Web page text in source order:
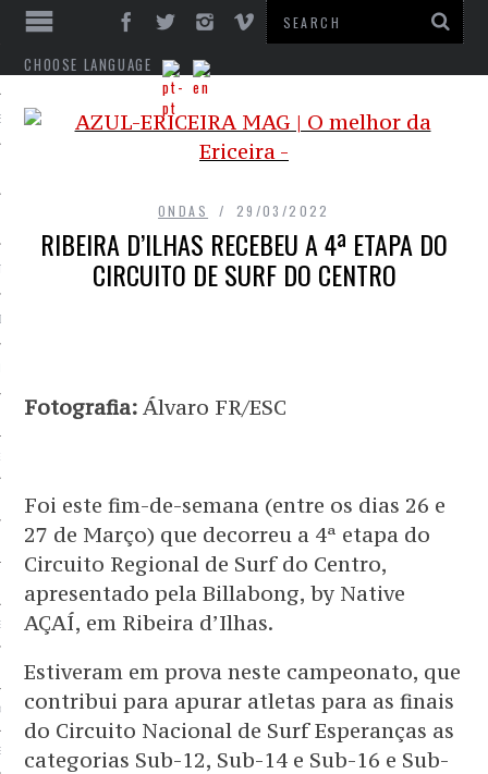
BEM
SERVIÇOS
CHOOSE LANGUAGE
ONDAS 29/03/2022
RIBEIRA D’ILHAS RECEBEU A 4ª ETAPA DO
CIRCUITO DE SURF DO CENTRO
Fotografia: Álvaro FR/ESC
Foi este fim-de-semana (entre os dias 26 e
27 de Março) que decorreu a 4ª etapa do
Circuito Regional de Surf do Centro,
apresentado pela Billabong, by Native
AÇAÍ, em Ribeira d’Ilhas.
Estiveram em prova neste campeonato, que
contribui para apurar atletas para as finais
do Circuito Nacional de Surf Esperanças as
categorias Sub-12, Sub-14 e Sub-16 e Sub-